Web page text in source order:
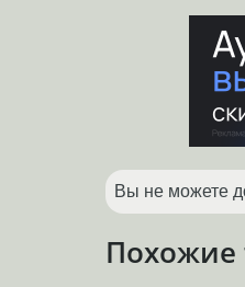
Вы не можете
Похожие